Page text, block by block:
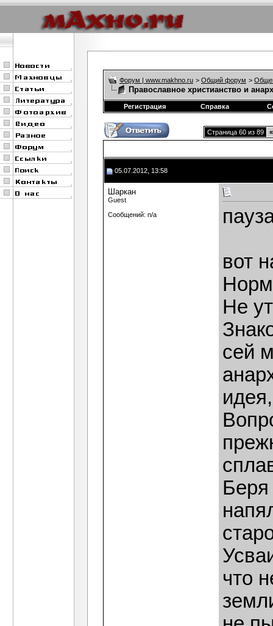
Форум | www.makhno.ru > Общий форум >
Православное христианство и
Регистрация Справка
Страница 60 из 89 «
05.07.2012, 13:58
Шаркан
Guest
Сообщений: n/a
вот
Не
сей
что